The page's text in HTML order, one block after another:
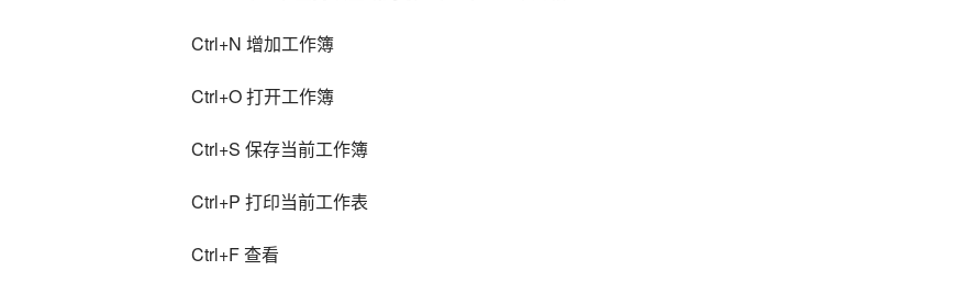
Ctrl+N 增加工作簿
Ctrl+O 打开工作簿
Ctrl+S 保存当前工作簿
Ctrl+P 打印当前工作表
Ctrl+F 查看